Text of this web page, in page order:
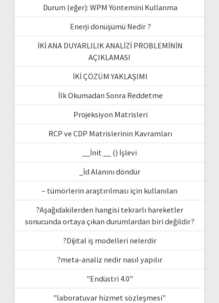
Durum (eğer): WPM Yöntemini Kullanma
Enerji dönüşümü Nedir ?
İKİ ANA DUYARLILIK ANALİZİ PROBLEMİNİN
AÇIKLAMASI
İKİ ÇÖZÜM YAKLAŞIMI
İlk Okumadan Sonra Reddetme
Projeksiyon Matrisleri
RCP ve CDP Matrislerinin Kavramları
__İnit __ () İşlevi
_İd Alanını döndür
– tümörlerin araştırılması için kullanılan
?Aşağıdakilerden hangisi tekrarlı hareketler
sonucunda ortaya çıkan durumlardan biri değildir?
?Dijital iş modelleri nelerdir
?meta-analiz nedir nasıl yapılır
"Endüstri 4.0"
"laboratuvar hizmet sözleşmesi"